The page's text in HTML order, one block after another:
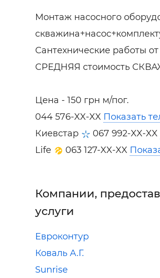
Монтаж насосного
Сантехнические работы
СРЕДНЯЯ стоимость
Цена - 150 грн м/пог.
044 576-XX-XX Показать
Киевстар
067 992-XX-XX
Life
063 127-XX-XX
Компании,
услуги
Евроконтур
Коваль А.Г.
Sunrise